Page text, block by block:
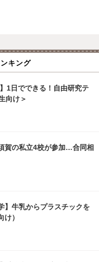
キング
1日でできる！自由研究テ
向け＞
賀の私立4校が参加…合同相
】牛乳からプラスチックを
け）